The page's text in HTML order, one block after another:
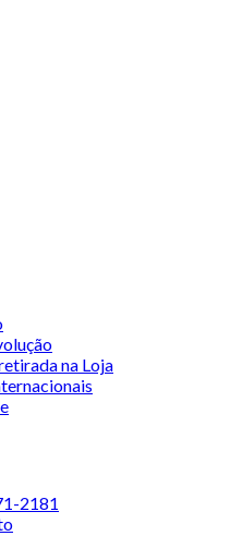
na Loja
2181